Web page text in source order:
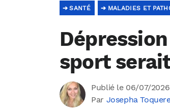
MALADIES ET
SANTÉ
sport
Publié le 06/07/2026
Par Josepha